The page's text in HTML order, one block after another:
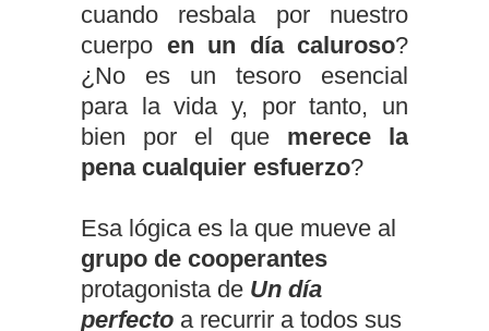
cuando resbala por nuestro
cuerpo en un día caluroso?
¿No es un tesoro esencial
para la vida y, por tanto, un
bien por el que merece la
pena cualquier esfuerzo?
Esa lógica es la que mueve al
grupo de cooperantes
protagonista de Un día
perfecto a recurrir a todos sus